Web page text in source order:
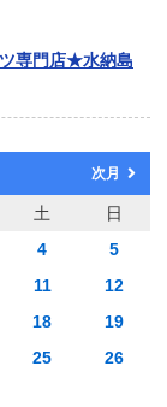
専門店★水納島
次月
土
日
4
5
11
12
18
19
25
26